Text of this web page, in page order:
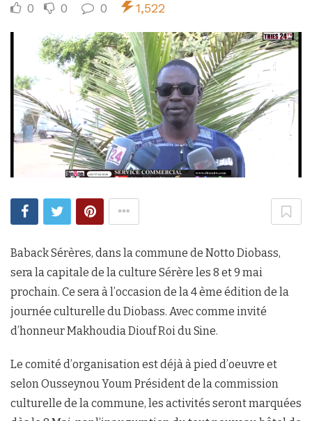
0 0 0 1,522
Baback Sérères, dans la commune de Notto Diobass,
sera la capitale de la culture Sérère les 8 et 9 mai
prochain. Ce sera à l’occasion de la 4 ème édition de la
journée culturelle du Diobass. Avec comme invité
d’honneur Makhoudia Diouf Roi du Sine.
Le comité d’organisation est déjà à pied d’oeuvre et
selon Ousseynou Youm Président de la commission
culturelle de la commune, les activités seront marquées